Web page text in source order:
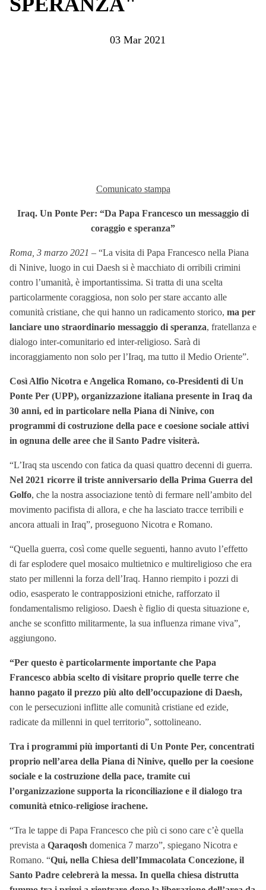
03 Mar 2021
Comunicato stampa
Iraq. Un Ponte Per: “Da Papa Francesco un messaggio di
coraggio e speranza”
Roma, 3 marzo 2021 – “La visita di Papa Francesco nella Piana
di Ninive, luogo in cui Daesh si è macchiato di orribili crimini
contro l’umanità, è importantissima. Si tratta di una scelta
particolarmente coraggiosa, non solo per stare accanto alle
comunità cristiane, che qui hanno un radicamento storico, ma per
lanciare uno straordinario messaggio di speranza, fratellanza e
dialogo inter-comunitario ed inter-religioso. Sarà di
incoraggiamento non solo per l’Iraq, ma tutto il Medio Oriente”.
Così Alfio Nicotra e Angelica Romano, co-Presidenti di Un
Ponte Per (UPP), organizzazione italiana presente in Iraq da
30 anni, ed in particolare nella Piana di Ninive, con
programmi di costruzione della pace e coesione sociale attivi
in ognuna delle aree che il Santo Padre visiterà.
“L’Iraq sta uscendo con fatica da quasi quattro decenni di guerra.
Nel 2021 ricorre il triste anniversario della Prima Guerra del
Golfo, che la nostra associazione tentò di fermare nell’ambito del
movimento pacifista di allora, e che ha lasciato tracce terribili e
ancora attuali in Iraq”, proseguono Nicotra e Romano.
“Quella guerra, così come quelle seguenti, hanno avuto l’effetto
di far esplodere quel mosaico multietnico e multireligioso che era
stato per millenni la forza dell’Iraq. Hanno riempito i pozzi di
odio, esasperato le contrapposizioni etniche, rafforzato il
fondamentalismo religioso. Daesh è figlio di questa situazione e,
anche se sconfitto militarmente, la sua influenza rimane viva”,
aggiungono.
“Per questo è particolarmente importante che Papa
Francesco abbia scelto di visitare proprio quelle terre che
hanno pagato il prezzo più alto dell’occupazione di Daesh,
con le persecuzioni inflitte alle comunità cristiane ed ezide,
radicate da millenni in quel territorio”, sottolineano.
Tra i programmi più importanti di Un Ponte Per, concentrati
proprio nell’area della Piana di Ninive, quello per la coesione
sociale e la costruzione della pace, tramite cui
l’organizzazione supporta la riconciliazione e il dialogo tra
comunità etnico-religiose irachene.
“Tra le tappe di Papa Francesco che più ci sono care c’è quella
prevista a Qaraqosh domenica 7 marzo”, spiegano Nicotra e
Romano. “Qui, nella Chiesa dell’Immacolata Concezione, il
Santo Padre celebrerà la messa. In quella chiesa distrutta